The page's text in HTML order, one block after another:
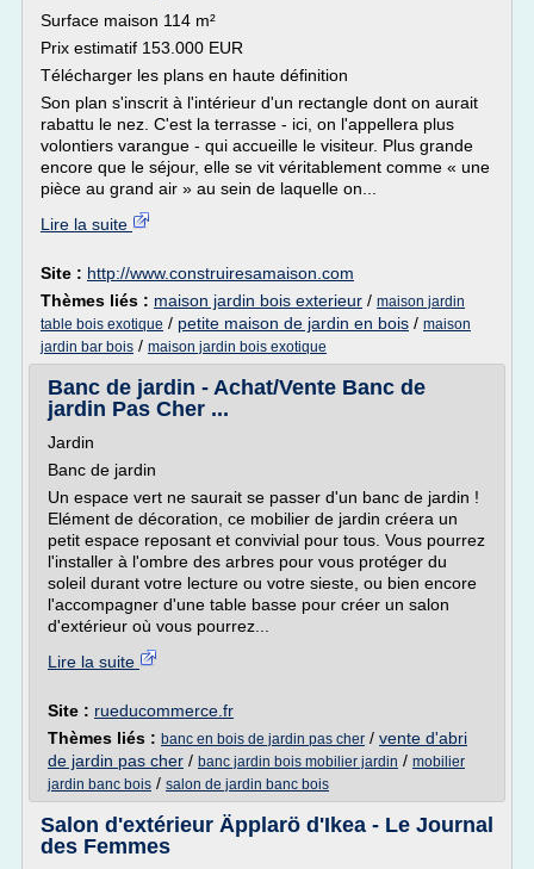
Surface maison 114 m²
Prix estimatif 153.000 EUR
Télécharger les plans en haute définition
Son plan s'inscrit à l'intérieur d'un rectangle dont on aurait
rabattu le nez. C'est la terrasse - ici, on l'appellera plus
volontiers varangue - qui accueille le visiteur. Plus grande
encore que le séjour, elle se vit véritablement comme « une
pièce au grand air » au sein de laquelle on...
Lire la suite
Site : http://www.construiresamaison.com
Thèmes liés : maison jardin bois exterieur / maison jardin
table bois exotique / petite maison de jardin en bois / maison
jardin bar bois / maison jardin bois exotique
Banc de jardin - Achat/Vente Banc de
jardin Pas Cher ...
Jardin
Banc de jardin
Un espace vert ne saurait se passer d'un banc de jardin !
Elément de décoration, ce mobilier de jardin créera un
petit espace reposant et convivial pour tous. Vous pourrez
l'installer à l'ombre des arbres pour vous protéger du
soleil durant votre lecture ou votre sieste, ou bien encore
l'accompagner d'une table basse pour créer un salon
d'extérieur où vous pourrez...
Lire la suite
Site : rueducommerce.fr
Thèmes liés : banc en bois de jardin pas cher / vente d'abri
de jardin pas cher / banc jardin bois mobilier jardin / mobilier
jardin banc bois / salon de jardin banc bois
Salon d'extérieur Äpplarö d'Ikea - Le Journal
des Femmes